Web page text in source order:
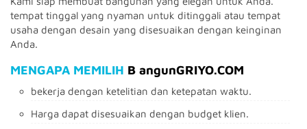
tempat tinggal yang nyaman untuk ditinggali atau tempat
usaha dengan desain yang disesuaikan dengan keinginan
Anda.
MENGAPA MEMILIH B angunGRIYO.COM
bekerja dengan ketelitian dan ketepatan waktu.
Harga dapat disesuaikan dengan budget klien.